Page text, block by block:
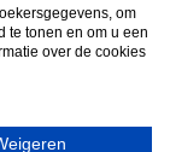
om
te tonen en om u een
over de cookies